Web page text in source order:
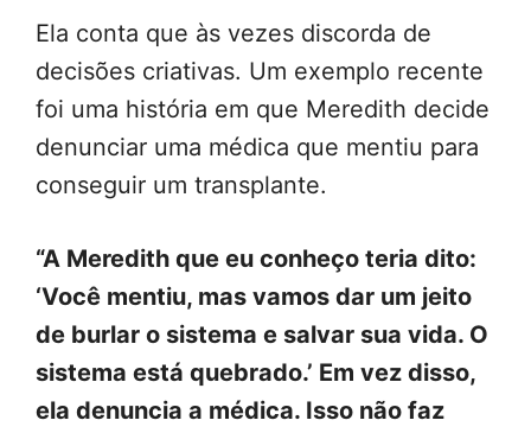
Ela conta que às vezes discorda de
decisões criativas. Um exemplo recente
foi uma história em que Meredith decide
denunciar uma médica que mentiu para
conseguir um transplante.
“A Meredith que eu conheço teria dito:
‘Você mentiu, mas vamos dar um jeito
de burlar o sistema e salvar sua vida. O
sistema está quebrado.’ Em vez disso,
ela denuncia a médica. Isso não faz